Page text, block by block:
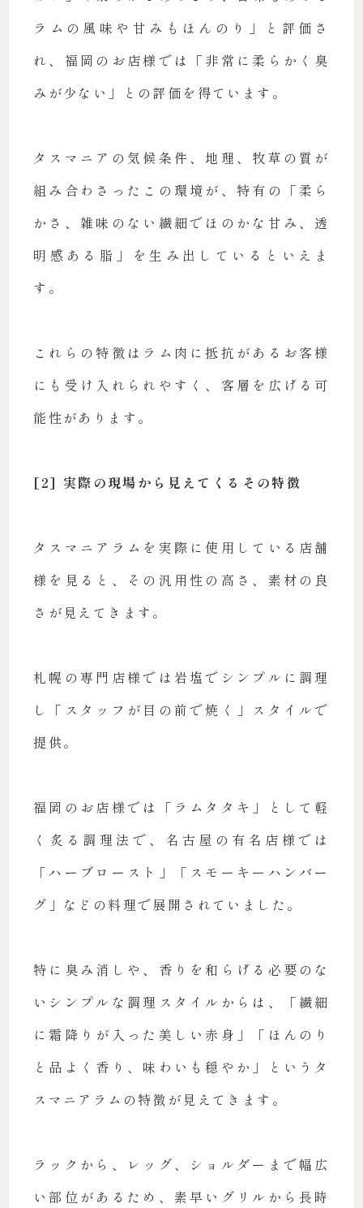
ラムの風味や甘みもほんのり」と評価さ
れ、福岡のお店様では「非常に柔らかく臭
みが少ない」との評価を得ています。
タスマニアの気候条件、地理、牧草の質が
組み合わさったこの環境が、特有の「柔ら
かさ、雑味のない繊細でほのかな甘み、透
明感ある脂」を生み出しているといえま
す。
これらの特徴はラム肉に抵抗があるお客様
にも受け入れられやすく、客層を広げる可
能性があります。
[2] 実際の現場から見えてくるその特徴
タスマニアラムを実際に使用している店舗
様を見ると、その汎用性の高さ、素材の良
さが見えてきます。
札幌の専門店様では岩塩でシンプルに調理
し「スタッフが目の前で焼く」スタイルで
提供。
福岡のお店様では「ラムタタキ」として軽
く炙る調理法で、名古屋の有名店様では
「ハーブロースト」「スモーキーハンバー
グ」などの料理で展開されていました。
特に臭み消しや、香りを和らげる必要のな
いシンプルな調理スタイルからは、「繊細
に霜降りが入った美しい赤身」「ほんのり
と品よく香り、味わいも穏やか」というタ
スマニアラムの特徴が見えてきます。
ラックから、レッグ、ショルダーまで幅広
い部位があるため、素早いグリルから長時